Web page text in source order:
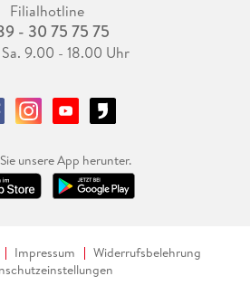
Filialhotline
- 30 75 75 75
9.00 - 18.00 Uhr
unsere App herunter.
Impressum
Widerrufsbelehrung